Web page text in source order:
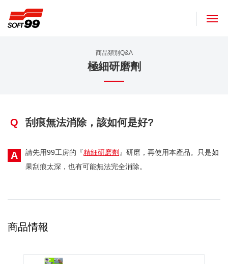
商品類別Q&A
極細研磨劑
Q 刮痕無法消除，該如何是好?
A 請先用99工房的『精細研磨劑 』研磨，再使用本產品。只是如
果刮痕太深，也有可能無法完全消除。
商品情報